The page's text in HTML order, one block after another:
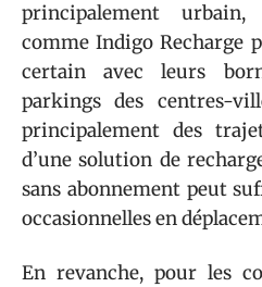
principalement
comme Indigo Recharge
certain avec leurs
parkings des centres-
principalement des
d’une solution de
sans abonnement peut
occasionnelles en
En revanche, pour les